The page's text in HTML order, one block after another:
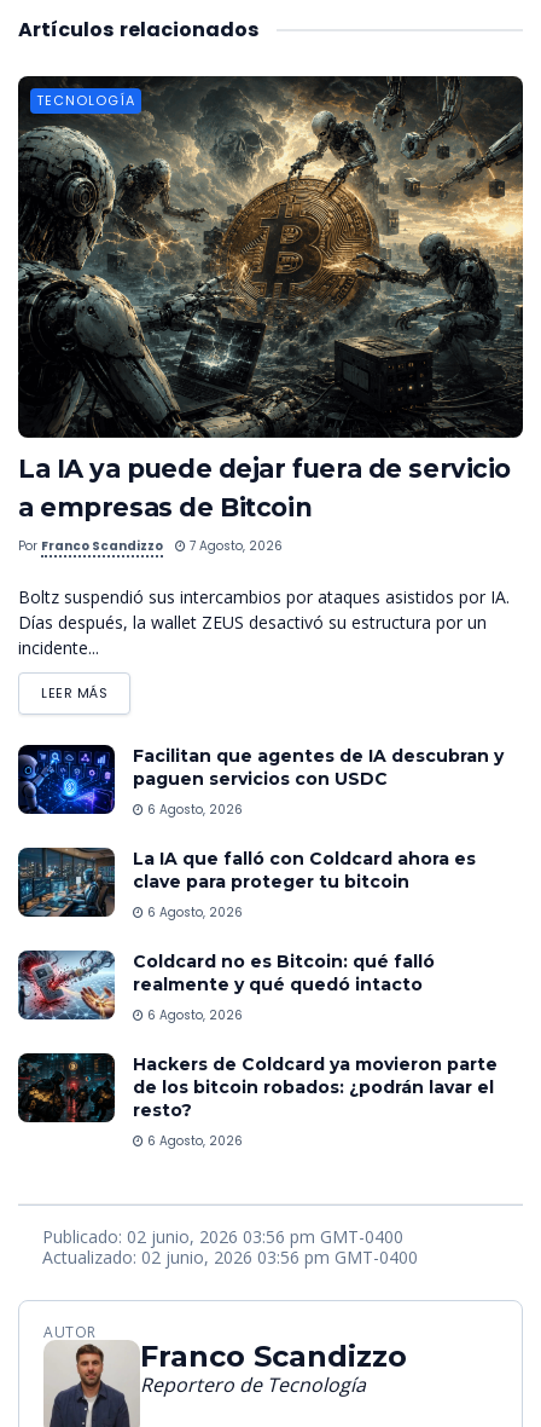
relacionados
Artículos
TECNOLOGÍA
La IA ya puede dejar fuera de servicio
a empresas de Bitcoin
Por Franco Scandizzo 7 Agosto, 2026
Boltz suspendió sus intercambios por ataques asistidos por IA.
Días después, la wallet ZEUS desactivó su estructura por un
incidente...
LEER MÁS
Facilitan que agentes de IA descubran y
paguen servicios con USDC
6 Agosto, 2026
La IA que falló con Coldcard ahora es
clave para proteger tu bitcoin
6 Agosto, 2026
Coldcard no es Bitcoin: qué falló
realmente y qué quedó intacto
6 Agosto, 2026
Hackers de Coldcard ya movieron parte
de los bitcoin robados: ¿podrán lavar el
resto?
6 Agosto, 2026
Publicado: 02 junio, 2026 03:56 pm GMT-0400
Actualizado: 02 junio, 2026 03:56 pm GMT-0400
AUTOR
Franco Scandizzo
Reportero de Tecnología